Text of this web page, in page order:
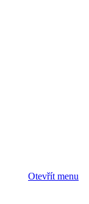
Otevřít menu